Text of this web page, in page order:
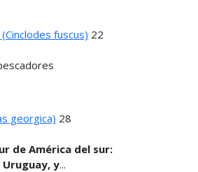
fuscus) 22
georgica) 28
de América del sur:
y...